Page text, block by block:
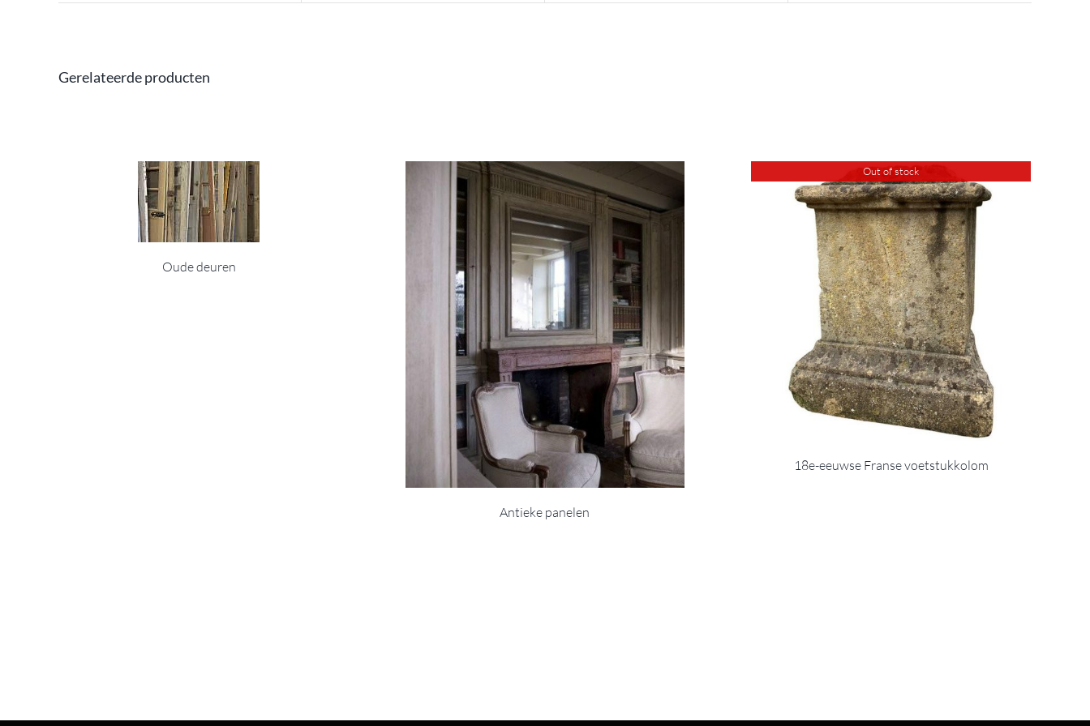
Gerelateerde producten
Oude deuren
Antieke panelen
Out of stock
18e-eeuwse Franse voetstukkolom